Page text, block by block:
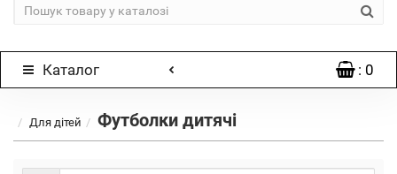
Каталог : 0
Для дітей Футболки дитячі